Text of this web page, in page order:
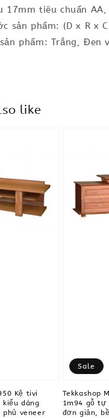
17mm tiêu chuẩn
sản phẩm: (D x R x
phẩm: Trắng, Đen
like
Kệ tivi
dáng
veneer
Sale
Tekkashop
1m94 gỗ tự
đơn giản,